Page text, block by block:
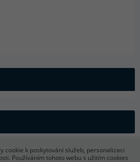
© 2015 – 2026
cookie k poskytování služeb, personalizaci
Používáním tohoto webu s užitím cookies